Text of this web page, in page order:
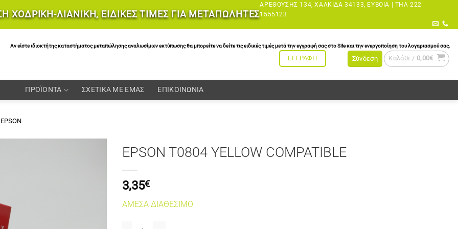
ΧΟΔΡΙΚΗ-ΛΙΑΝΙΚΗ, ΕΙΔΙΚΕΣ ΤΙΜΕΣ ΓΙΑ ΜΕΤΑΠΩΛΗΤΕΣ
ΑΡΕΘΟΎΣΗΣ 134, ΧΑΛΚΊΔΑ 34133, ΕΎΒΟΙΑ | ΤΗΛ 222
1555123
Αν είστε ιδιοκτήτης καταστήματος μεταπώλησης αναλωσίμων εκτύπωσης θα μπορείτε να δείτε τις ειδικές τιμές μετά την εγγραφή σας στο Site και την ενεργοποίηση του λογαριασμού σας.
ΕΓΓΡΑΦΗ Σύνδεση Καλάθι / 0,00€
ΠΡΟΪΟΝΤΑ ΣΧΕΤΙΚΑ ΜΕ ΕΜΑΣ ΕΠΙΚΟΙΝΩΝΙΑ
EPSON
EPSON T0804 YELLOW COMPATIBLE
3,35€
ΑΜΕΣΑ ΔΙΑΘΕΣΙΜΟ
EPSON T0804 YELLOW COMPATIBLE ποσότητα